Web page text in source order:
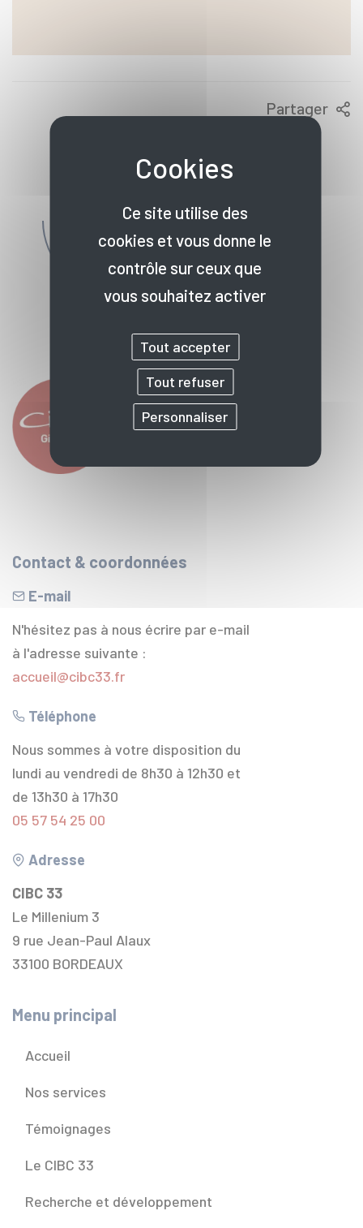
Partager
Prendre rendez-vous
Nos antennes
Contact & coordonnées
E-mail
N'hésitez pas à nous écrire par e-mail
à l'adresse suivante :
accueil@cibc33.fr
Téléphone
Nous sommes à votre disposition du
lundi au vendredi de 8h30 à 12h30 et
de 13h30 à 17h30
05 57 54 25 00
Adresse
CIBC 33
Le Millenium 3
9 rue Jean-Paul Alaux
33100 BORDEAUX
Menu principal
Accueil
Nos services
Témoignages
Le CIBC 33
Recherche et développement
Ce site utilise des
cookies et vous donne le
contrôle sur ceux que
vous souhaitez activer
Tout accepter
Tout refuser
Personnaliser